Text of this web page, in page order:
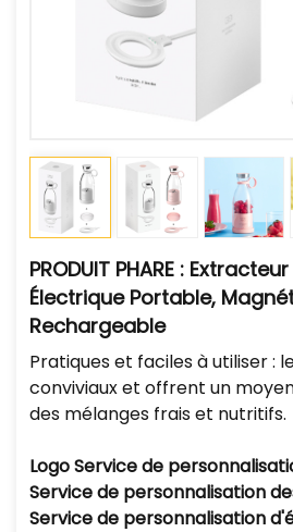
PRODUIT PHARE :
Électrique Portable,
Rechargeable
Pratiques et faciles à utiliser :
conviviaux et offrent un
des mélanges frais et nutritifs.
LogoService de
Service de personnalisation
Service de personnalisation